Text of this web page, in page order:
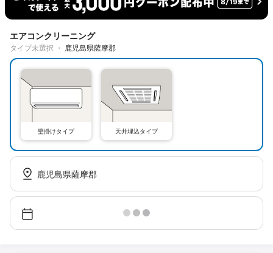
エアコンクリーニング
タイプ未選択 ・ 鹿児島県薩摩郡
壁掛けタイプ 天井埋込タイプ
鹿児島県薩摩郡